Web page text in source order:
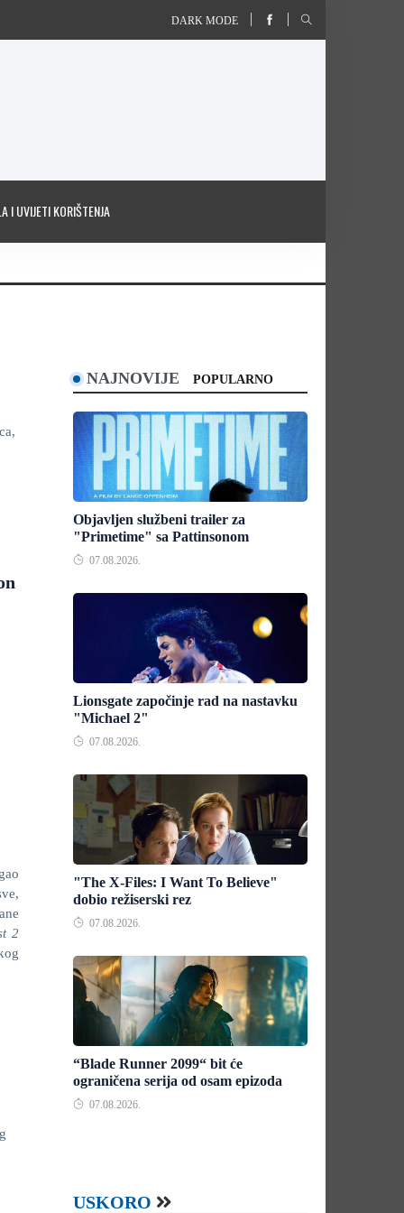
DARK MODE
I UVIJETI KORIŠTENJA
2
NAJNOVIJE POPULARNO
Objavljen službeni trailer za
"Primetime" sa Pattinsonom
07.08.2026.
Lionsgate započinje rad na nastavku
"Michael 2"
07.08.2026.
"The X-Files: I Want To Believe"
dobio režiserski rez
07.08.2026.
“Blade Runner 2099“ bit će
ograničena serija od osam epizoda
07.08.2026.
USKORO